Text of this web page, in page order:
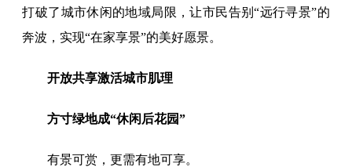
打破了城市休闲的地域局限，让市民告别“远行寻景”的
奔波，实现“在家享景”的美好愿景。
开放共享激活城市肌理
方寸绿地成“休闲后花园”
有景可赏，更需有地可享。